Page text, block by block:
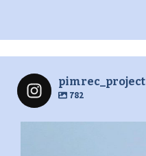
pimrec_project
782